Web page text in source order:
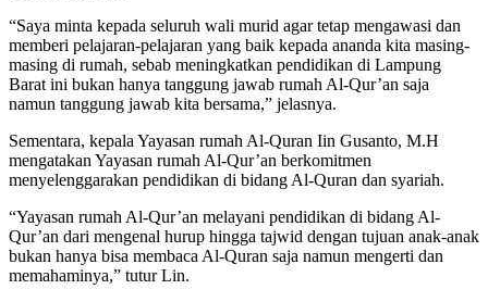
“Saya minta kepada seluruh wali murid agar tetap mengawasi dan
memberi pelajaran-pelajaran yang baik kepada ananda kita masing-
masing di rumah, sebab meningkatkan pendidikan di Lampung
Barat ini bukan hanya tanggung jawab rumah Al-Qur’an saja
namun tanggung jawab kita bersama,” jelasnya.
Sementara, kepala Yayasan rumah Al-Quran Iin Gusanto, M.H
mengatakan Yayasan rumah Al-Qur’an berkomitmen
menyelenggarakan pendidikan di bidang Al-Quran dan syariah.
“Yayasan rumah Al-Qur’an melayani pendidikan di bidang Al-
Qur’an dari mengenal hurup hingga tajwid dengan tujuan anak-anak
bukan hanya bisa membaca Al-Quran saja namun mengerti dan
memahaminya,” tutur Lin.